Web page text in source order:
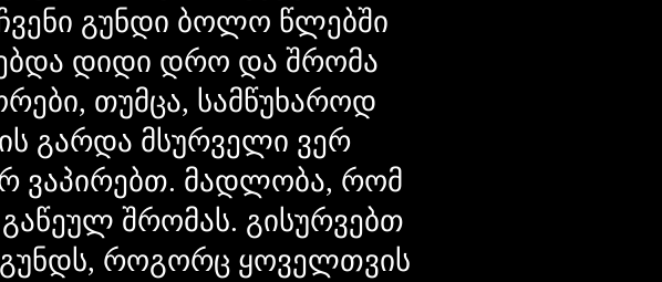
გუნდი ბოლო წლებში
დიდი დრო და შრომა
თუმცა, სამწუხაროდ
გარდა მსურველი ვერ
ვაპირებთ. მადლობა, რომ
შრომას. გისურვებთ
გუნდს, როგორც ყოველთვის